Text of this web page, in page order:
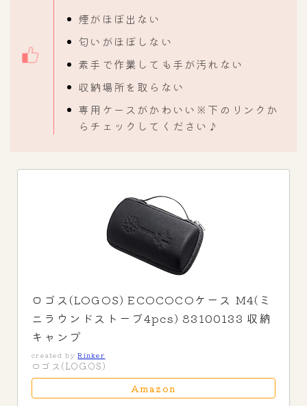
煙がほぼ出ない
匂いがほぼしない
素手で作業しても手が汚れない
収納場所を取らない
専用ケースがかわいい※下のリンクか
らチェックしてください♪
ロゴス(LOGOS) ECOCOCOケース M4(ミ
ニラウンドストーブ4pcs) 83100133 収納
キャンプ
created byRinker
ロゴス(LOGOS)
Amazon